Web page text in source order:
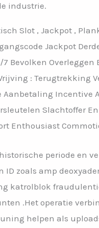
industrie.
Slot , Jackpot ,
Jackpot
7 Bevolken
: Terugtrekking
Aanbetaling Incentive
Slachtoffer
Enthousiast
periode en
ID zoals amp
katrolblok
.Het operatie
helpen als